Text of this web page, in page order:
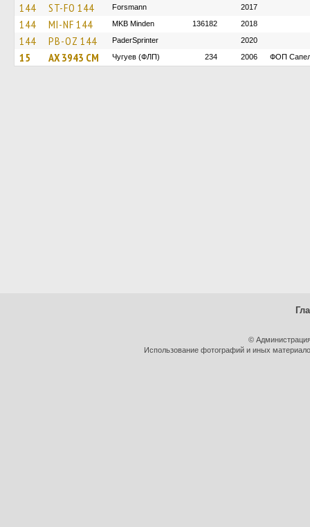
144 ST-FO 144 Forsmann 2017
144 MI-NF 144 MKB Minden 136182 2018
144 PB-OZ 144 PaderSprinter 2020
15 AX 3943 CM Чугуев (ФЛП) 234 2006 ФОП
©
Использование фотографий и иных